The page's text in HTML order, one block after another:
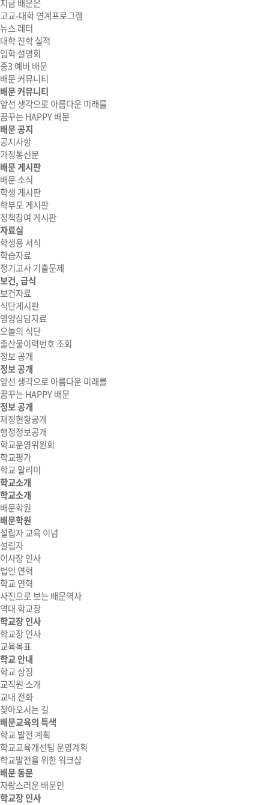
지금 배문은
고교-대학 연계프로그램
뉴스 레터
대학 진학 실적
입학 설명회
중3 예비 배문
배문 커뮤니티
배문 커뮤니티
앞선 생각으로 아름다운 미래를
꿈꾸는 HAPPY 배문
배문 공지
공지사항
가정통신문
배문 게시판
배문 소식
학생 게시판
학부모 게시판
정책참여 게시판
자료실
학생용 서식
학습자료
정기고사 기출문제
보건, 급식
보건자료
식단게시판
영양상담자료
오늘의 식단
출산물이력번호 조회
정보 공개
정보 공개
앞선 생각으로 아름다운 미래를
꿈꾸는 HAPPY 배문
정보 공개
재정현황공개
행정정보공개
학교운영위원회
학교평가
학교 알리미
학교소개
학교소개
배문학원
배문학원
설립자 교육 이념
설립자
이사장 인사
법인 연혁
학교 연혁
사진으로 보는 배문역사
역대 학교장
학교장 인사
학교장 인사
교육목표
학교 안내
학교 상징
교직원 소개
교내 전화
찾아오시는 길
배문교육의 특색
학교 발전 계획
학교교육개선팀 운영계획
학교발전을 위한 워크샵
배문 동문
자랑스러운 배문인
학교장 인사